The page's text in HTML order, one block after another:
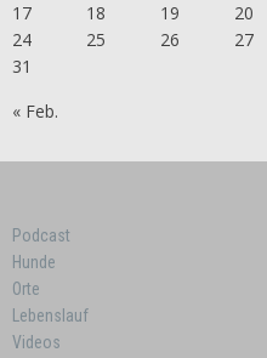
17
18 19 20
24
25 26 27
31
« Feb.
Podcast
Hunde
Orte
Lebenslauf
Videos